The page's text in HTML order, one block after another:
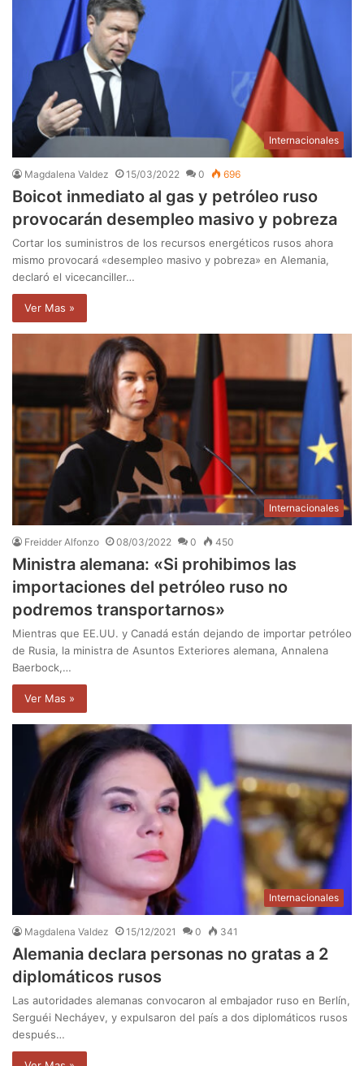
Internacionales
Magdalena Valdez 15/03/2022 0 696
Boicot inmediato al gas y petróleo ruso
provocarán desempleo masivo y pobreza
Cortar los suministros de los recursos energéticos rusos ahora
mismo provocará «desempleo masivo y pobreza» en Alemania,
declaró el vicecanciller…
Ver Mas »
Internacionales
Freidder Alfonzo 08/03/2022 0 450
Ministra alemana: «Si prohibimos las
importaciones del petróleo ruso no
podremos transportarnos»
Mientras que EE.UU. y Canadá están dejando de importar petróleo
de Rusia, la ministra de Asuntos Exteriores alemana, Annalena
Baerbock,…
Ver Mas »
Internacionales
Magdalena Valdez 15/12/2021 0 341
Alemania declara personas no gratas a 2
diplomáticos rusos
Las autoridades alemanas convocaron al embajador ruso en Berlín,
Serguéi Necháyev, y expulsaron del país a dos diplomáticos rusos
después…